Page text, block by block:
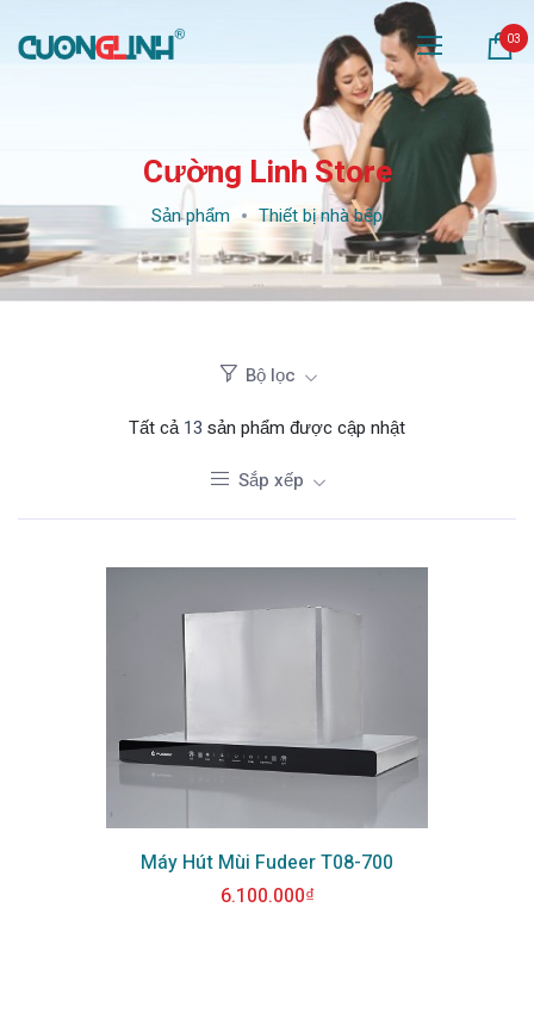
03
Cường Linh Store
Sản phẩm Thiết bị nhà bếp
Bộ lọc
Tất cả13 sản phẩm được cập nhật
Sắp xếp
Máy Hút Mùi Fudeer T08-700
6.100.000₫